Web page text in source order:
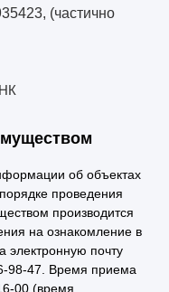
(частично
об объектах
проведения
производится
на ознакомление в
электронную почту
98-47. Время приема
00 (время